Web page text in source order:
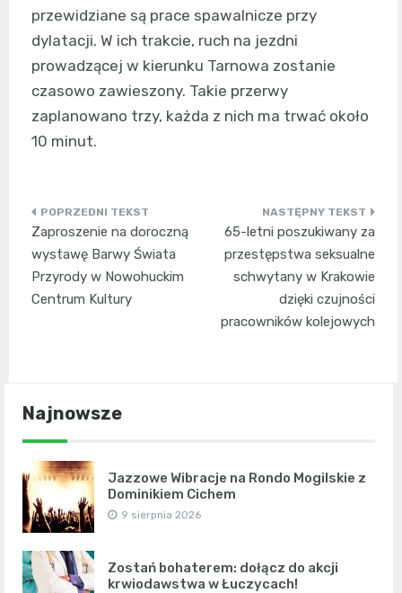
przewidziane są prace spawalnicze przy
dylatacji. W ich trakcie, ruch na jezdni
prowadzącej w kierunku Tarnowa zostanie
czasowo zawieszony. Takie przerwy
zaplanowano trzy, każda z nich ma trwać około
10 minut.
Nawigacja
wpisu
Zaproszenie na doroczną
wystawę Barwy Świata
Przyrody w Nowohuckim
Centrum Kultury
65-letni poszukiwany za
przestępstwa seksualne
schwytany w Krakowie
dzięki czujności
pracowników kolejowych
Najnowsze
Jazzowe Wibracje na Rondo Mogilskie z
Dominikiem Cichem
9 sierpnia 2026
Zostań bohaterem: dołącz do akcji
krwiodawstwa w Łuczycach!